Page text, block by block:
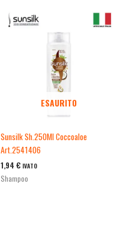
ESAURITO
Sunsilk Sh.250Ml Coccoaloe
Art.2541406
1,94 € IVATO
Shampoo